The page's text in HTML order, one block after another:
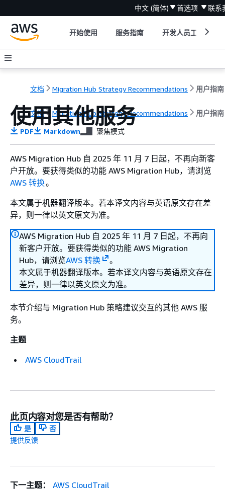
中文 (简体) 首选项 联系
开始使用 服务指南 开发人员工具
文档 Migration Hub Strategy Recommendations 用户指南
文档 Migration Hub Strategy Recommendations 用户指南
使用其他服务
PDF Markdown 聚焦模式
AWS Migration Hub 自 2025 年 11 月 7 日起，不再向新客
户开放。要获得类似的功能 AWS Migration Hub，请浏览
AWS 转换。
本文属于机器翻译版本。若本译文内容与英语原文存在差
异，则一律以英文原文为准。
AWS Migration Hub 自 2025 年 11 月 7 日起，不再向
新客户开放。要获得类似的功能 AWS Migration
Hub，请浏览AWS 转换
。
本文属于机器翻译版本。若本译文内容与英语原文存在
差异，则一律以英文原文为准。
本节介绍与 Migration Hub 策略建议交互的其他 AWS 服
务。
主题
AWS CloudTrail
此页内容对您是否有帮助？
是
否
提供反馈
下一主题：
AWS CloudTrail